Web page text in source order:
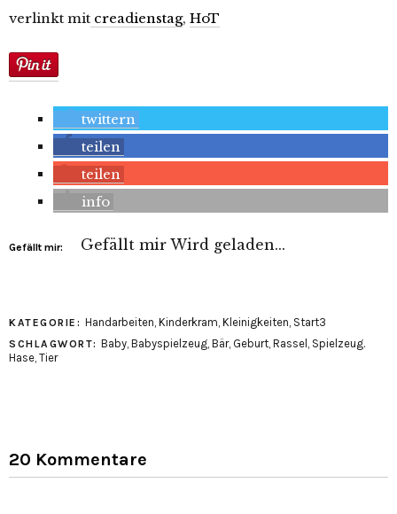
verlinkt mit creadienstag, HoT
twittern
teilen
teilen
info
Gefällt mir: Gefällt mir Wird geladen...
KATEGORIE: Handarbeiten, Kinderkram, Kleinigkeiten, Start3
SCHLAGWORT: Baby, Babyspielzeug, Bär, Geburt, Rassel , Spielzeug.
Hase, Tier
20 Kommentare